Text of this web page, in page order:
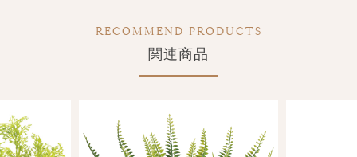
RECOMMEND PRODUCTS
関連商品